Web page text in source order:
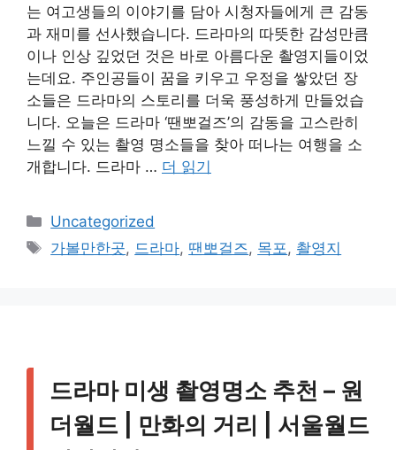
는 여고생들의 이야기를 담아 시청자들에게 큰 감동
과 재미를 선사했습니다. 드라마의 따뜻한 감성만큼
이나 인상 깊었던 것은 바로 아름다운 촬영지들이었
는데요. 주인공들이 꿈을 키우고 우정을 쌓았던 장
소들은 드라마의 스토리를 더욱 풍성하게 만들었습
니다. 오늘은 드라마 ‘땐뽀걸즈’의 감동을 고스란히
느낄 수 있는 촬영 명소들을 찾아 떠나는 여행을 소
개합니다. 드라마 … 더 읽기
카
테
고
Uncategorized
태
가볼만한곳, 드라마, 땐뽀걸즈 , 목포 , 촬영지
드라마 미생 촬영명소 추천 – 원
더월드 | 만화의 거리 | 서울월드